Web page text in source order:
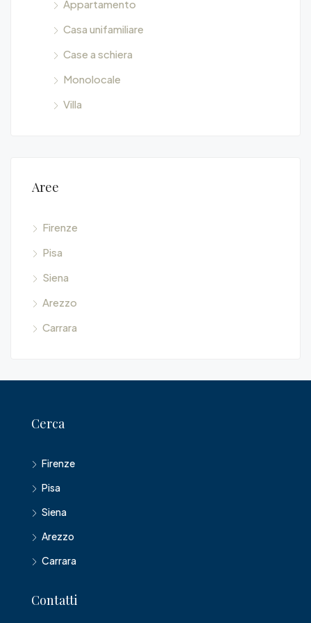
Appartamento
Casa unifamiliare
Case a schiera
Monolocale
Villa
Aree
Firenze
Pisa
Siena
Arezzo
Carrara
Cerca
Firenze
Pisa
Siena
Arezzo
Carrara
Contatti